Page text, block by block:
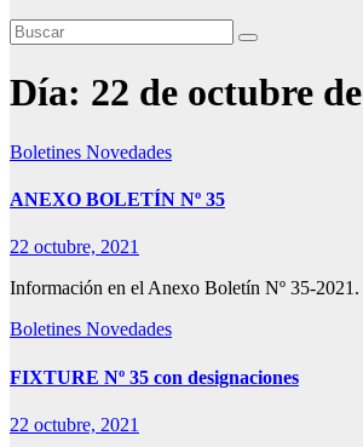
Día: 22 de octubre
Boletines Novedades
ANEXO BOLETÍN Nº 35
22 octubre, 2021
Información en el Anexo Boletín Nº 35-2021.
Boletines Novedades
FIXTURE Nº 35 con designaciones
22 octubre, 2021